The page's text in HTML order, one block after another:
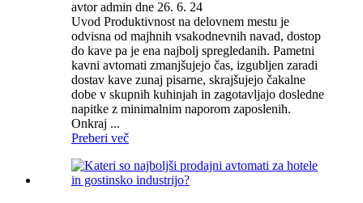
avtor admin dne 26. 6. 24
Uvod Produktivnost na delovnem mestu je
odvisna od majhnih vsakodnevnih navad, dostop
do kave pa je ena najbolj spregledanih. Pametni
kavni avtomati zmanjšujejo čas, izgubljen zaradi
dostav kave zunaj pisarne, skrajšujejo čakalne
dobe v skupnih kuhinjah in zagotavljajo dosledne
napitke z minimalnim naporom zaposlenih.
Onkraj ...
Preberi več